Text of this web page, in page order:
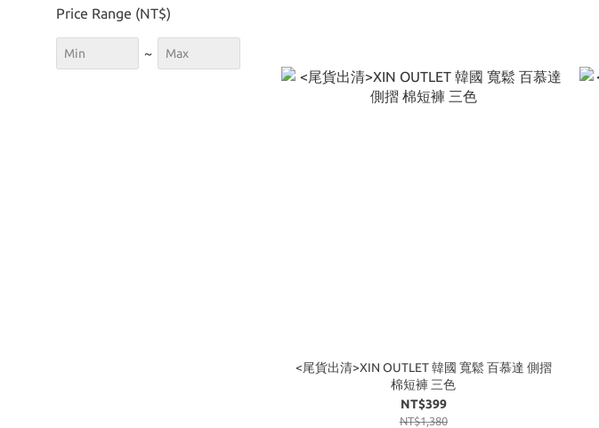
Price Range (NT$)
~
<尾貨出清>XIN OUTLET 韓國 寬鬆 百慕達 側摺
棉短褲 三色
NT$399
NT$1,380